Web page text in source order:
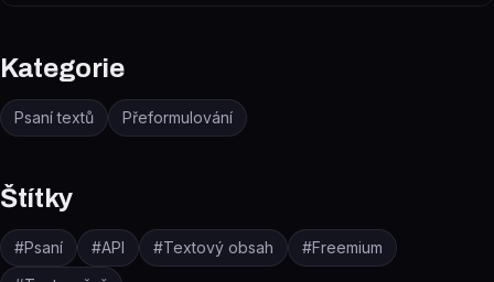
Kategorie
Psaní textů Přeformulování
Štítky
#Psaní #API #Textový obsah #Freemium